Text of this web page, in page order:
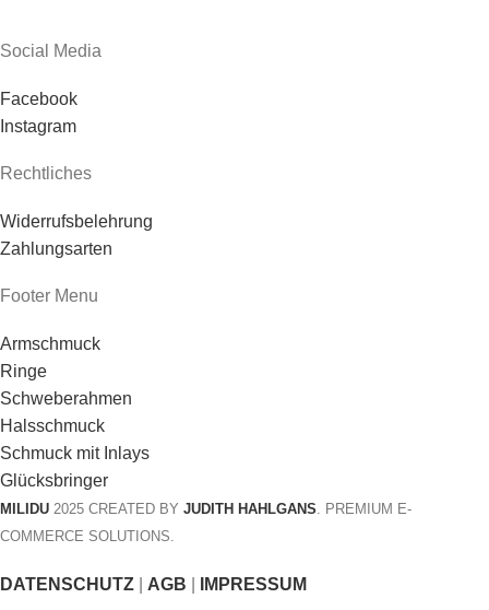
Social Media
Facebook
Instagram
Rechtliches
Widerrufsbelehrung
Zahlungsarten
Footer Menu
Armschmuck
Ringe
Schweberahmen
Halsschmuck
Schmuck mit Inlays
Glücksbringer
MILIDU 2025 CREATED BY JUDITH HAHLGANS . PREMIUM E-
COMMERCE SOLUTIONS.
DATENSCHUTZ AGB IMPRESSUM